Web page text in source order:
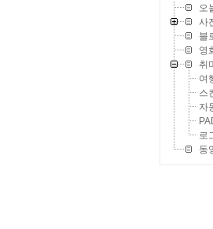
오
사
블
영
취
여
스
자
로
동